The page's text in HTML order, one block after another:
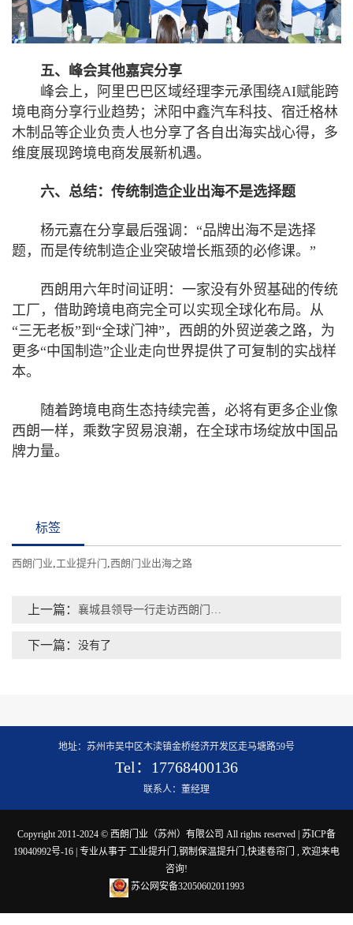
五、峰会其他嘉宾分享
峰会上，阿里巴巴区域经理李元承围绕AI赋能跨
境电商分享行业趋势；沭阳中鑫汽车科技、宿迁格林
木制品等企业负责人也分享了各自出海实战心得，多
维度展现跨境电商发展新机遇。
六、总结：传统制造企业出海不是选择题
杨元嘉在分享最后强调：“品牌出海不是选择
题，而是传统制造企业突破增长瓶颈的必修课。”
西朗用六年时间证明：一家没有外贸基础的传统
工厂，借助跨境电商完全可以实现全球化布局。从
“三无老板”到“全球门神”，西朗的外贸逆袭之路，为
更多“中国制造”企业走向世界提供了可复制的实战样
本。
随着跨境电商生态持续完善，必将有更多企业像
西朗一样，乘数字贸易浪潮，在全球市场绽放中国品
牌力量。
标签
西朗门业 工业提升门 西朗门业出海之路
上一篇：
下一篇： 没有了
地址：苏州市吴中区木渎镇金桥经济开发区走马塘路59号
Tel：17768400136
联系人：董经理
Copyright 2011-2024 © 西朗门业（苏州）有限公司 All rights reserved | 苏ICP备
19040992号-16 | 专业从事于 工业提升门 ,钢制保温提升门 ,快速卷帘门
, 欢迎来电
咨询!
苏公网安备32050602011993